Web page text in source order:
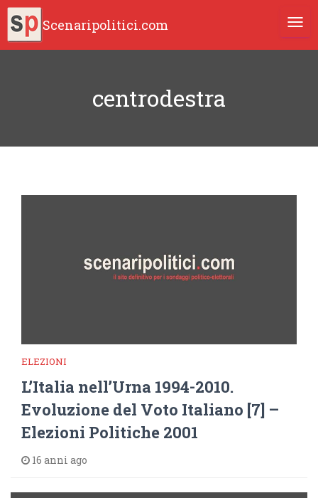
Scenaripolitici.com
centrodestra
ELEZIONI
L’Italia nell’Urna 1994-2010.
Evoluzione del Voto Italiano [7] –
Elezioni Politiche 2001
16 anni ago